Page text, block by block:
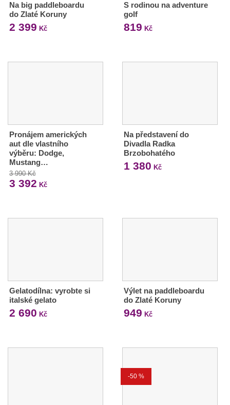
Na big paddleboardu
do Zlaté Koruny
2 399 Kč
S rodinou na adventure
golf
819 Kč
Pronájem amerických
aut dle vlastního
výběru: Dodge,
Mustang…
3 990 Kč
3 392 Kč
Na představení do
Divadla Radka
Brzobohatého
1 380 Kč
Gelatodílna: vyrobte si
italské gelato
2 690 Kč
Výlet na paddleboardu
do Zlaté Koruny
949 Kč
-50 %